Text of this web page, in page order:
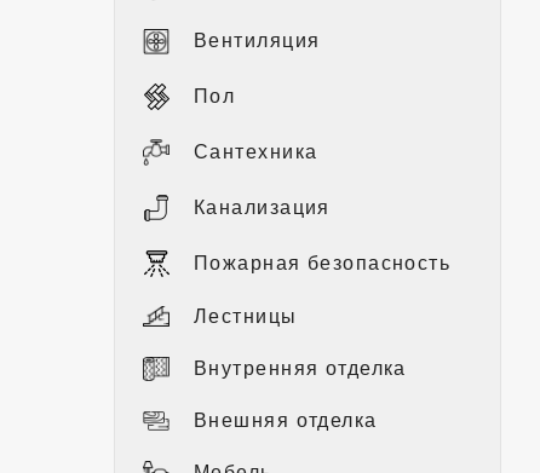
Вентиляция
Пол
Сантехника
Канализация
Пожарная безопасность
Лестницы
Внутренняя отделка
Внешняя отделка